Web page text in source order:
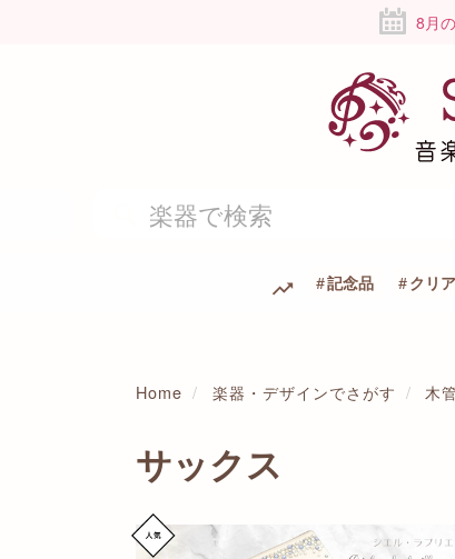
8月
記念品 クリ
Home 楽器・デザインでさがす 木
サックス